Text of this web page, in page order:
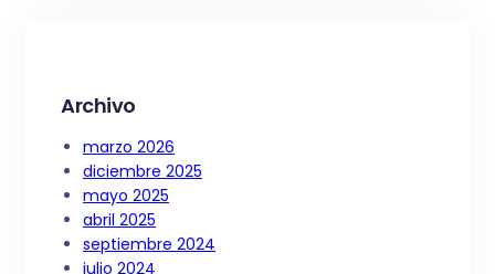
Archivo
marzo 2026
diciembre 2025
mayo 2025
abril 2025
septiembre 2024
julio 2024